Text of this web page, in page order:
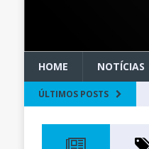
HOME NOTÍCIAS
ÚLTIMOS POSTS